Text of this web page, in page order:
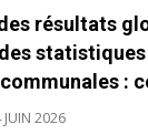
résultats
:
JUIN 2026